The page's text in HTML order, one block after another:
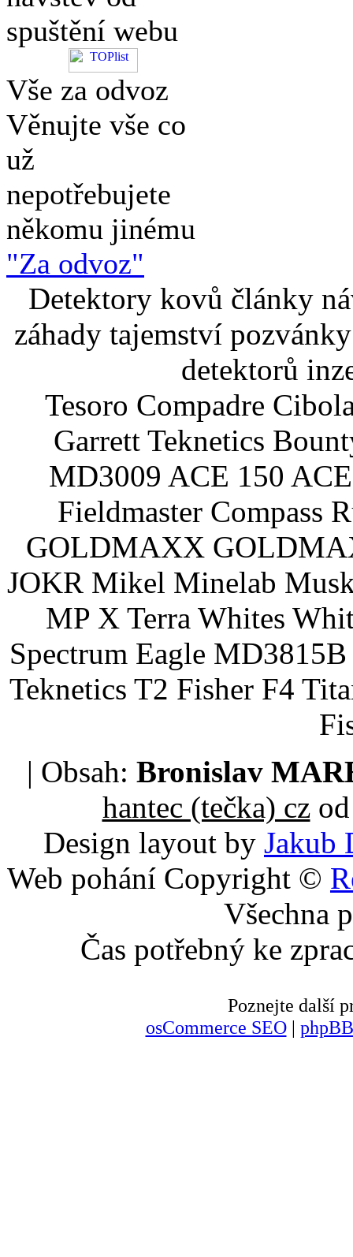
spuštění webu
Vše za odvoz
Věnujte vše co
už
nepotřebujete
někomu jinému
"Za odvoz"
Detektory kovů články
záhady tajemství
detektorů
Tesoro Compadre
Garrett Teknetics
MD3009 ACE 150
Fieldmaster Compass
GOLDMAXX
JOKR Mikel Minelab
MP X Terra Whites
Spectrum Eagle
Teknetics T2 Fisher F4
| Obsah: Bronislav
hantec (tečka) czod
Design layout by Jakub
Web pohání Copyright ©
Všechna
Čas potřebný ke
Poznejte další
osCommerce SEO|